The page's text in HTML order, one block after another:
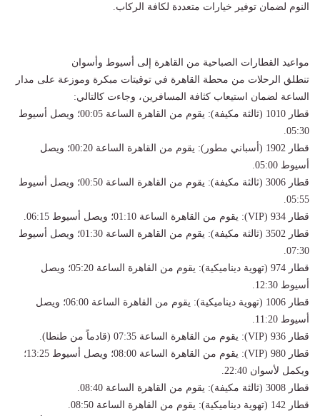
النوم لضمان توفير خيارات متعددة لكافة الركاب.
مواعيد القطارات الصباحية من القاهرة إلى أسيوط وأسوان
تنطلق الرحلات من محطة القاهرة في توقيتات مبكرة وموزعة على مدار
الساعة لضمان استيعاب كثافة المسافرين، وجاءت كالتالي:
قطار 1010 (ثالثة مكيفة): يقوم من القاهرة الساعة 00:05؛ ويصل أسيوط
05:30.
قطار 1902 (أسباني مطور): يقوم من القاهرة الساعة 00:20؛ ويصل
أسيوط 05:00.
قطار 3006 (ثالثة مكيفة): يقوم من القاهرة الساعة 00:50؛ ويصل أسيوط
05:55.
قطار 934 (VIP): يقوم من القاهرة الساعة 01:10؛ ويصل أسيوط 06:15.
قطار 3502 (ثالثة مكيفة): يقوم من القاهرة الساعة 01:30؛ ويصل أسيوط
07:30.
قطار 974 (تهوية ديناميكية): يقوم من القاهرة الساعة 05:20؛ ويصل
أسيوط 12:30.
قطار 1006 (تهوية ديناميكية): يقوم من القاهرة الساعة 06:00؛ ويصل
أسيوط 11:20.
قطار 936 (VIP): يقوم من القاهرة الساعة 07:35 (قادماً من طنطا).
قطار 980 (VIP): يقوم من القاهرة الساعة 08:00؛ ويصل أسيوط 13:25؛
ويكمل لأسوان 22:40.
قطار 3008 (ثالثة مكيفة): يقوم من القاهرة الساعة 08:40.
قطار 142 (تهوية ديناميكية): يقوم من القاهرة الساعة 08:50.